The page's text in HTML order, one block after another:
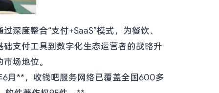
度整合“支付+SaaS”模式，为餐饮、
支付工具到数字化生态运营者的战略升
场地位。
6月**，收钱吧服务网络已覆盖全国600多